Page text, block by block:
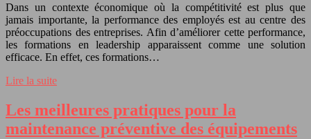
Dans un contexte économique où la compétitivité est plus que
jamais importante, la performance des employés est au centre des
préoccupations des entreprises. Afin d’améliorer cette performance,
les formations en leadership apparaissent comme une solution
efficace. En effet, ces formations…
Lire la suite
Les meilleures pratiques pour la
maintenance préventive des équipements